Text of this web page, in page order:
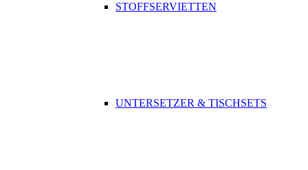
STOFFSERVIETTEN
UNTERSETZER & TISCHSETS